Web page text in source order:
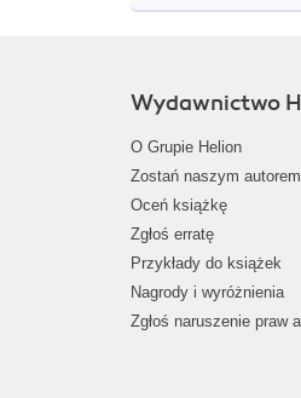
Wydawnictwo
O Grupie Helion
Zostań naszym
Oceń książkę
Zgłoś erratę
Przykłady do książek
Nagrody i wyróżnienia
Zgłoś naruszenie praw